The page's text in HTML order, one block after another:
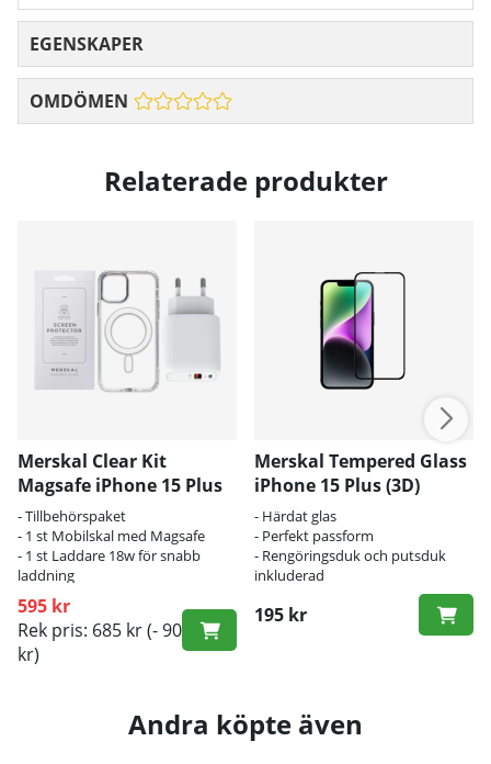
EGENSKAPER
OMDÖMEN
Relaterade produkter
Merskal Clear Kit
Magsafe iPhone 15 Plus
- Tillbehörspaket
- 1 st Mobilskal med Magsafe
- 1 st Laddare 18w för snabb
laddning
595 kr
Rek pris: 685 kr(- 90
kr)
Merskal Tempered Glass
iPhone 15 Plus (3D)
- Härdat glas
- Perfekt passform
- Rengöringsduk och putsduk
inkluderad
195 kr
Andra köpte även